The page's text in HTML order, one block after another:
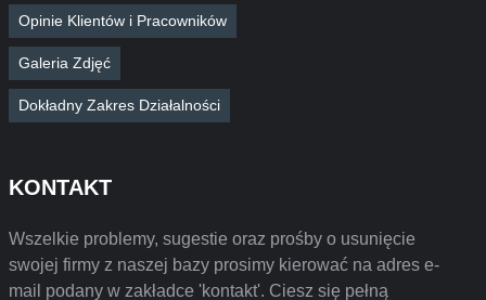
Opinie Klientów i Pracowników
Galeria Zdjęć
Dokładny Zakres Działalności
KONTAKT
Wszelkie problemy, sugestie oraz prośby o usunięcie
swojej firmy z naszej bazy prosimy kierować na adres e-
mail podany w zakładce 'kontakt'. Ciesz się pełną